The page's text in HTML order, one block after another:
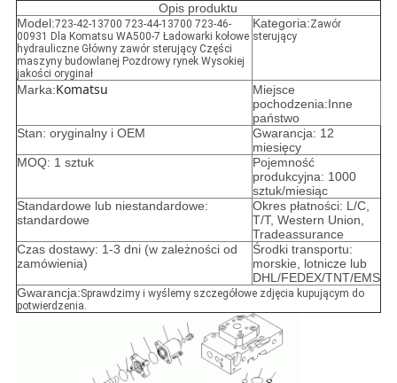
Opis produktu
Model:723-42-13700 723-44-13700 723-46-
00931 Dla Komatsu WA500-7 Ładowarki kołowe
hydrauliczne Główny zawór sterujący Części
maszyny budowlanej Pozdrowy rynek Wysokiej
jakości oryginał
Kategoria:Zawór
sterujący
Marka:Komatsu
Miejsce
pochodzenia:Inne
państwo
Stan: oryginalny i OEM
Gwarancja: 12
miesięcy
MOQ: 1 sztuk
Pojemność
produkcyjna: 1000
sztuk/miesiąc
Standardowe lub niestandardowe:
standardowe
Okres płatności: L/C,
T/T, Western Union,
Tradeassurance
Czas dostawy: 1-3 dni (w zależności od
zamówienia)
Środki transportu:
morskie, lotnicze lub
DHL/FEDEX/TNT/EMS
Gwarancja:Sprawdzimy i wyślemy szczegółowe zdjęcia kupującym do
potwierdzenia.